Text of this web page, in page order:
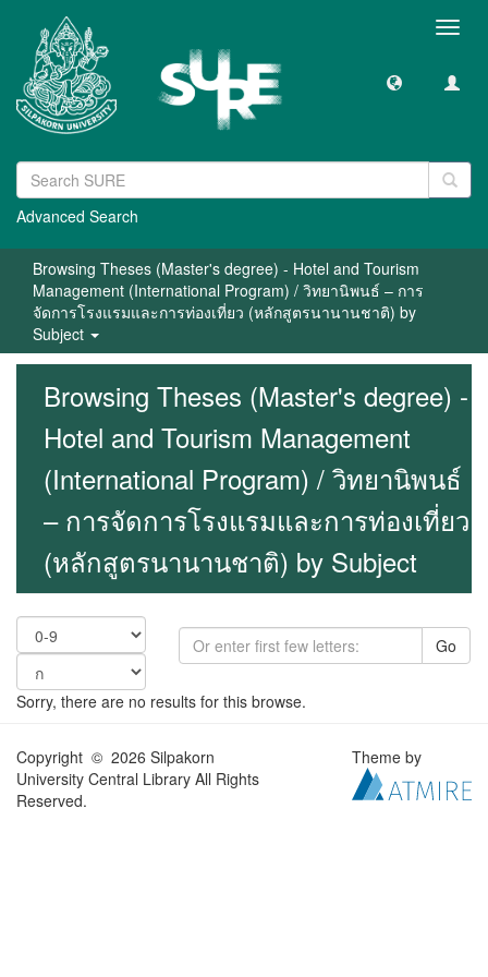
Advanced Search
Browsing Theses (Master's degree) - Hotel and Tourism
Management (International Program) / วิทยานิพนธ์ – การ
จัดการโรงแรมและการท่องเที่ยว (หลักสูตรนานานชาติ) by
Subject
Browsing Theses (Master's degree) -
Hotel and Tourism Management
(International Program) / วิทยานิพนธ์
– การจัดการโรงแรมและการท่องเที่ยว
(หลักสูตรนานานชาติ) by Subject
Go
Sorry, there are no results for this browse.
Copyright © 2026 Silpakorn
University Central Library All Rights
Reserved.
Theme by